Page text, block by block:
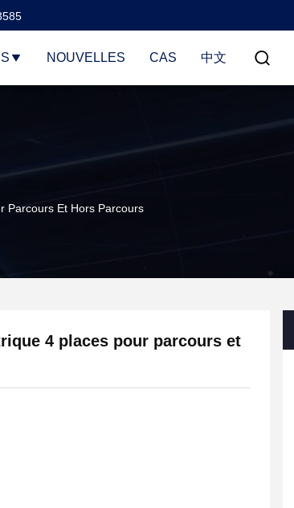
NOUVELLES CAS 中文
Parcours Et Hors Parcours
4 places pour parcours et